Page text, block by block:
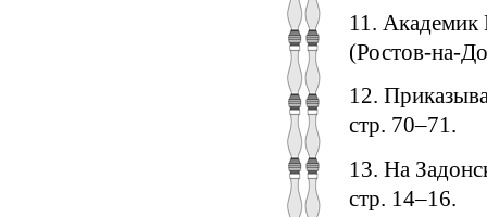
11. Академик
(Ростов-на-
12.
стр. 70–71.
13. На
стр. 14–16.